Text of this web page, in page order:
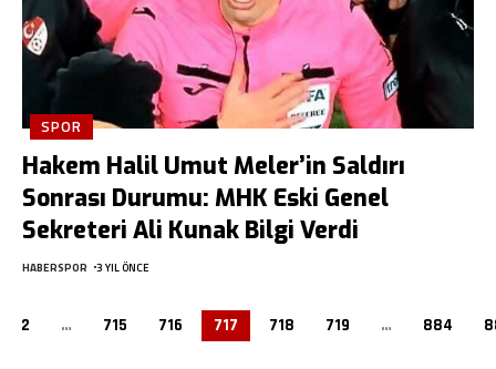
SPOR
Hakem Halil Umut Meler’in Saldırı
Sonrası Durumu: MHK Eski Genel
Sekreteri Ali Kunak Bilgi Verdi
HABERSPOR 3 YIL ÖNCE
2 … 715 716 717 718 719 … 884